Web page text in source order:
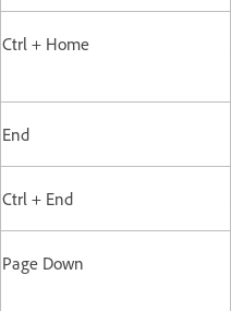
Ctrl + Home
End
Ctrl + End
Page Down